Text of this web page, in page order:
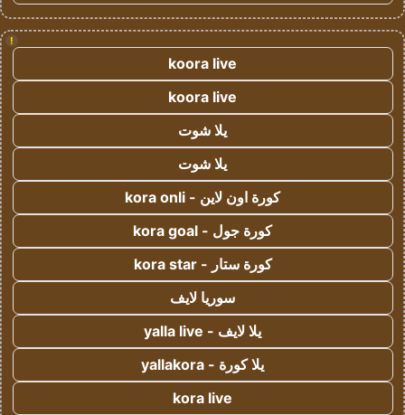
!
koora live
koora live
يلا شوت
يلا شوت
كورة اون لاين - kora onli
كورة جول - kora goal
كورة ستار - kora star
سوريا لايف
يلا لايف - yalla live
يلا كورة - yallakora
kora live